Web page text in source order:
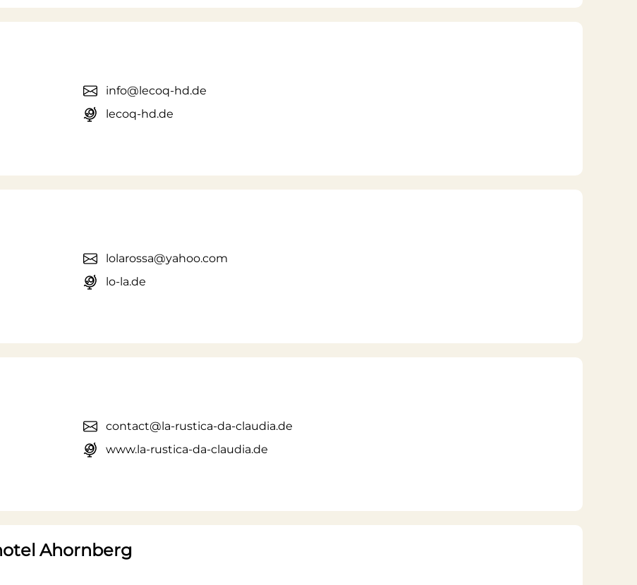
info@lecoq-hd.de
lecoq-hd.de
lolarossa@yahoo.com
lo-la.de
contact@la-rustica-da-claudia.de
www.la-rustica-da-claudia.de
Ahornberg